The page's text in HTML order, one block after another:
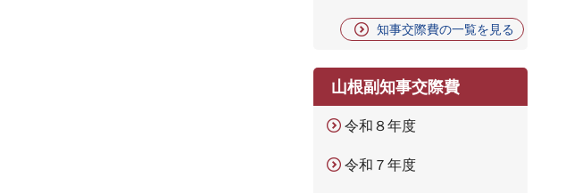
知事交際費の一覧を見る
山根副知事交際費
令和８年度
令和７年度